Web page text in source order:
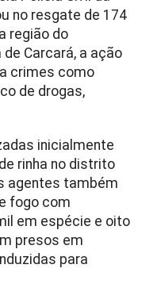
no resgate de 174
região do
Carcará, a ação
crimes como
de drogas,
inicialmente
rinha no distrito
agentes também
fogo com
em espécie e oito
presos em
para